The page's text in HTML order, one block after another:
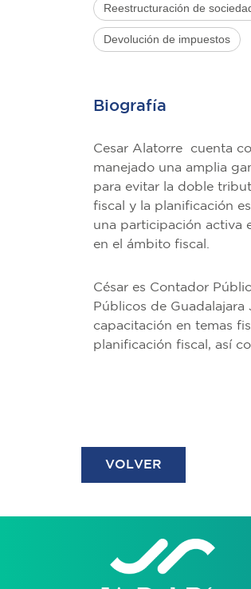
Reestructuración de
Devolución de impuestos
Biografía
Cesar Alatorre cuenta
manejado una amplia
para evitar la doble
fiscal y la planificación
una participación activa
en el ámbito fiscal.
César es Contador
Públicos de
capacitación en temas
planificación fiscal, así
VOLVER